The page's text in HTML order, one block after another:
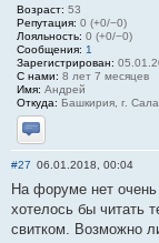
Возраст: 53
Репутация: 0 (+0/−0)
Лояльность: 0 (+0/−0)
Сообщения: 1
Зарегистрирован:
С нами: 8 лет 7 месяцев
Имя: Андрей
Откуда: Башкирия, г.
Отправить
#27 06.01.2018, 00:04
На форуме нет
хотелось бы читать
свитком. Возможно